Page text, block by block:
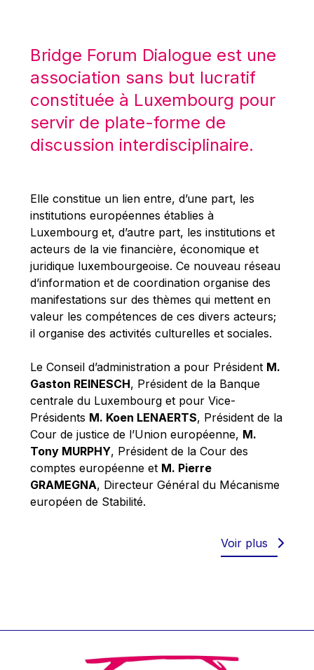
Mario Centeno
Mario Monti
Maroš ŠEFČOVIČ
Martin Bailey
Martine Reicherts
Michael Sohlman
Michel Goedert
Mireille Delmas-Marty
Nobuo Tanaka
Otmar Issing
Paolo Mengozzi
Paschal Donohoe
Pat Cox
Patrizia Nanz
Philippe Maystadt
Pierre Gramegna
Richard Pelly
Robert Goebbels
Robert REYNDERS
Timothy Radcliffe
Vaclav Klaus
Bridge Forum Dialogue est une
association sans but lucratif
constituée à Luxembourg pour
servir de plate-forme de
discussion interdisciplinaire.
Elle constitue un lien entre, d’une part, les
institutions européennes établies à
Luxembourg et, d’autre part, les institutions et
acteurs de la vie financière, économique et
juridique luxembourgeoise. Ce nouveau réseau
d’information et de coordination organise des
manifestations sur des thèmes qui mettent en
valeur les compétences de ces divers acteurs;
il organise des activités culturelles et sociales.
Le Conseil d’administration a pour Président M.
Gaston REINESCH, Président de la Banque
centrale du Luxembourg et pour Vice-
Présidents M. Koen LENAERTS, Président de la
Cour de justice de l’Union européenne, M.
Tony MURPHY, Président de la Cour des
comptes européenne et M. Pierre
GRAMEGNA, Directeur Général du Mécanisme
européen de Stabilité.
Voir plus